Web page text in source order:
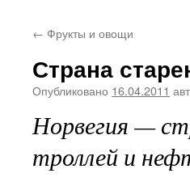
← Фрукты и овощи
Страна
Опубликовано 16.04.2011
Норвегия —
троллей и